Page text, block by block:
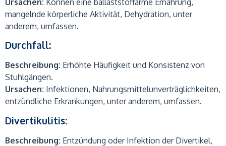
mangelnde körperliche Aktivität, Dehydration, unter
anderem, umfassen.
Durchfall:
Beschreibung: Erhöhte Häufigkeit und Konsistenz von
Stuhlgängen.
Ursachen: Infektionen, Nahrungsmittelunverträglichkeiten,
entzündliche Erkrankungen, unter anderem, umfassen.
Divertikulitis:
Beschreibung: Entzündung oder Infektion der Divertikel,